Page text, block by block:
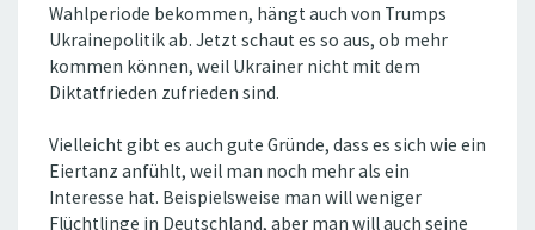
Wahlperiode bekommen, hängt auch von Trumps
Ukrainepolitik ab. Jetzt schaut es so aus, ob mehr
kommen können, weil Ukrainer nicht mit dem
Diktatfrieden zufrieden sind.
Vielleicht gibt es auch gute Gründe, dass es sich wie ein
Eiertanz anfühlt, weil man noch mehr als ein
Interesse hat. Beispielsweise man will weniger
Flüchtlinge in Deutschland, aber man will auch seine